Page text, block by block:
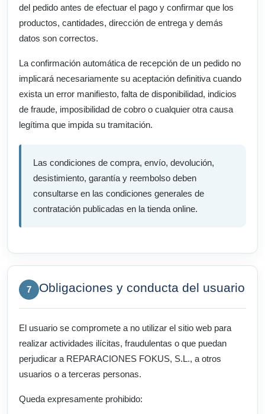
del pedido antes de efectuar el pago y confirmar que los
productos, cantidades, dirección de entrega y demás
datos son correctos.
La confirmación automática de recepción de un pedido no
implicará necesariamente su aceptación definitiva cuando
exista un error manifiesto, falta de disponibilidad, indicios
de fraude, imposibilidad de cobro o cualquier otra causa
legítima que impida su tramitación.
Las condiciones de compra, envío, devolución,
desistimiento, garantía y reembolso deben
consultarse en las condiciones generales de
contratación publicadas en la tienda online.
7 Obligaciones y conducta del usuario
El usuario se compromete a no utilizar el sitio web para
realizar actividades ilícitas, fraudulentas o que puedan
perjudicar a REPARACIONES FOKUS, S.L., a otros
usuarios o a terceras personas.
Queda expresamente prohibido: